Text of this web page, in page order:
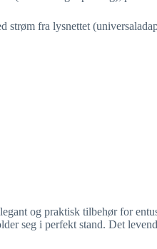
strøm fra lysnettet
og praktisk tilbehør for
seg i perfekt stand. Det